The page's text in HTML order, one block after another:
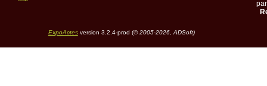
ExpoActesversion 3.2.4-prod (©2005-2026, ADSoft)